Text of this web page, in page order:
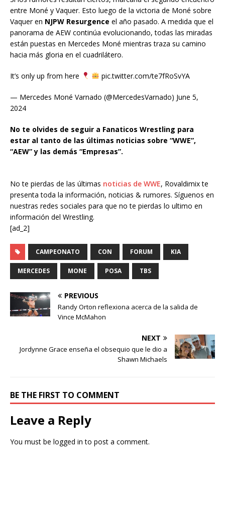
entre Moné y Vaquer. Esto luego de la victoria de Moné sobre
Vaquer en NJPW Resurgence el año pasado. A medida que el
panorama de AEW continúa evolucionando, todas las miradas
están puestas en Mercedes Moné mientras traza su camino
hacia más gloria en el cuadrilátero.
It’s only up from here pic.twitter.com/te7fRoSvYA
— Mercedes Moné Varnado (@MercedesVarnado) June 5,
2024
No te olvides de seguir a Fanaticos Wrestling para
estar al tanto de las últimas noticias sobre “WWE”,
“AEW” y las demás “Empresas”.
No te pierdas de las últimas noticias de WWE, Rovaldimix te
presenta toda la información, noticias & rumores. Síguenos en
nuestras redes sociales para que no te pierdas lo ultimo en
información del Wrestling.
[ad_2]
CAMPEONATO CON FORUM KIA
MERCEDES MONE POSA TBS
PREVIOUS
Randy Orton reflexiona acerca de la salida de
Vince McMahon
NEXT
Jordynne Grace enseña el obsequio que le dio a
Shawn Michaels
BE THE FIRST TO COMMENT
Leave a Reply
You must be logged in to post a comment.